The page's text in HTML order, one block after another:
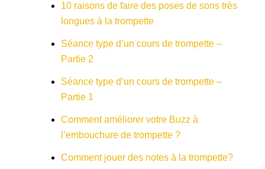
10 raisons de faire des poses de sons très
longues à la trompette
Séance type d’un cours de trompette –
Partie 2
Séance type d’un cours de trompette –
Partie 1
Comment améliorer votre Buzz à
l’embouchure de trompette ?
Comment jouer des notes à la trompette?